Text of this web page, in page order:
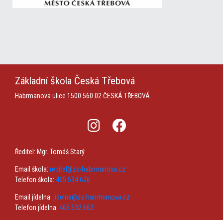
Základní škola Česká Třebová
Habrmanova ulice 1500 560 02 ČESKÁ TŘEBOVÁ
Ředitel: Mgr. Tomáš Starý
Email škola: reditel@zs-habrmanova.cz
Telefon škola: 465 534 626
Email jídelna: jidelna@zs-habrmanova.cz
Telefon jídelna: 465 532 662